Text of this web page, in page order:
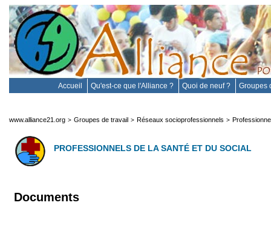
Accueil Qu'est-ce que l'Alliance ? Quoi de neuf ? Groupes
www.alliance21.org > Groupes de travail > Réseaux socioprofessionnels >
PROFESSIONNELS DE LA SANTÉ ET DU SOCIAL
Documents